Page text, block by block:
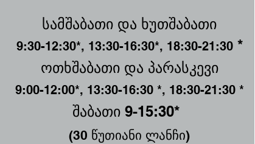
სამშაბათი და ხუთშაბათი
9:30-12:30*, 13:30-16:30*, 18:30-21:30 *
ოთხშაბათი და პარასკევი
9:00-12:00*, 13:30-16:30 *, 18:30-21:30 *
შაბათი 9-15:30*
(30 წუთიანი ლანჩი)